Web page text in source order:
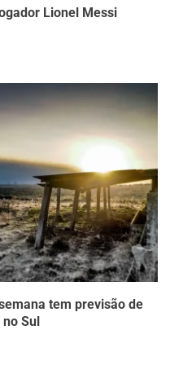
Lionel Messi
tem previsão de
Sul